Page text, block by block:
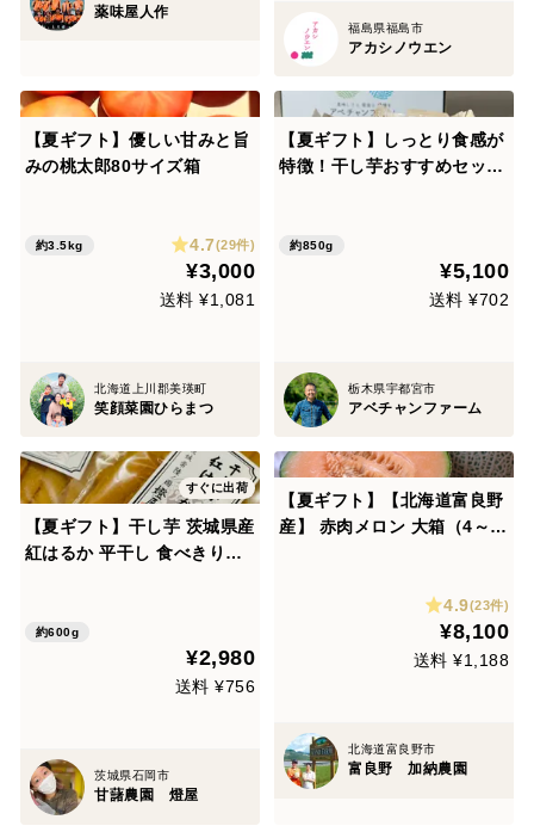
薬味屋人作
福島県福島市
アカシノウエン
【夏ギフト】優しい甘みと旨
みの桃太郎80サイズ箱
約3.5kg 4.7(29件)
¥3,000
送料 ¥1,081
北海道上川郡美瑛町
笑顔菜園ひらまつ
【夏ギフト】しっとり食感が
特徴！干し芋おすすめセット
焼き芋 約250g×1）紅はるか
（熨斗対応可）【食べ比べ】
約850g
¥5,100
送料 ¥702
栃木県宇都宮市
アベチャンファーム
すぐに出荷
【夏ギフト】干し芋 茨城県産
紅はるか 平干し 食べきりサ
ング対応可」
約600g
¥2,980
送料 ¥756
茨城県石岡市
甘藷農園 燈屋
【夏ギフト】【北海道富良野
産】 赤肉メロン 大箱（4～6
4.9(23件)
¥8,100
送料 ¥1,188
北海道富良野市
富良野 加納農園